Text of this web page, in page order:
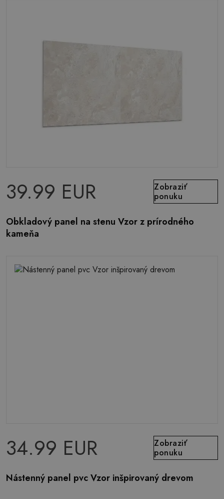
39.99 EUR
Zobraziť
ponuku
Obkladový panel na stenu Vzor z prírodného
kameňa
34.99 EUR
Zobraziť
ponuku
Nástenný panel pvc Vzor inšpirovaný drevom